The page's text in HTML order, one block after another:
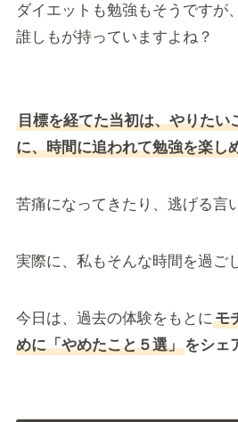
ダイエットも勉強もそうですが
誰しもが持っていますよね？
目標を経てた当初は、やりたい
に、時間に追われて勉強を楽し
苦痛になってきたり、逃げる言
実際に、私もそんな時間を過ご
今日は、過去の体験をもとに モ
めに「やめたこと５選」をシェ